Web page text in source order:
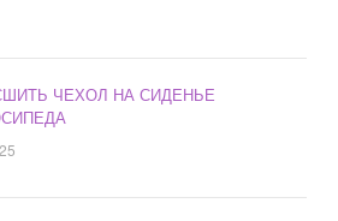
ЧЕХОЛ НА СИДЕНЬЕ